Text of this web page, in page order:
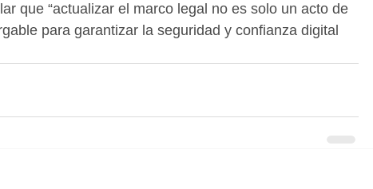
que “actualizar el marco legal no es solo un acto de
para garantizar la seguridad y confianza digital